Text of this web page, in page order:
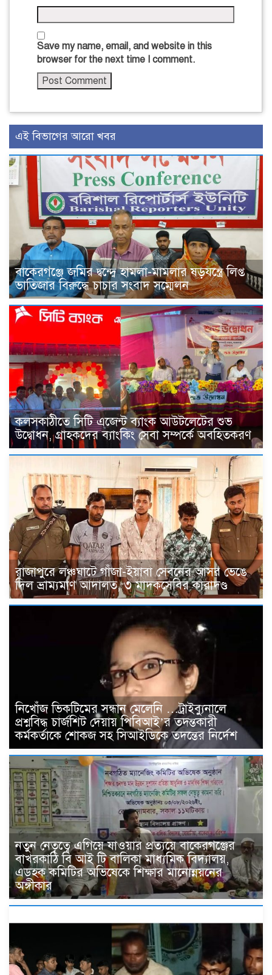
Save my name, email, and website in this
browser for the next time I comment.
এই বিভাগের আরো খবর
বাকেরগঞ্জে জমির দ্বন্দ্বে হামলা-মামলার ষড়যন্ত্রে লিপ্ত
ভাতিজার বিরুদ্ধে চাচার সংবাদ সম্মেলন
কলসকাঠীতে সিটি এজেন্ট ব্যাংক আউটলেটের শুভ
উদ্বোধন, গ্রাহকদের ব্যাংকিং সেবা সম্পর্কে অবহিতকরণ
রাজাপুরে লঞ্চঘাটে গাঁজা-ইয়াবা সেবনের আসর ভেঙে
দিল ভ্রাম্যমাণ আদালত, ৩ মাদকসেবির কারাদণ্ড
নিখোঁজ ভিকটিমের সন্ধান মেলেনি …ট্রাইব্যুনালে
প্রশ্নবিদ্ধ চার্জশিট দেয়ায় পিবিআই’র তদন্তকারী
কর্মকর্তাকে শোকজ সহ সিআইডিকে তদন্তের নির্দেশ
নতুন নেতৃত্বে এগিয়ে যাওয়ার প্রত্যয়ে বাকেরগঞ্জের
বাখরকাঠি বি আই টি বালিকা মাধ্যমিক বিদ্যালয়,
এডহক কমিটির অভিষেকে শিক্ষার মানোন্নয়নের
অঙ্গীকার